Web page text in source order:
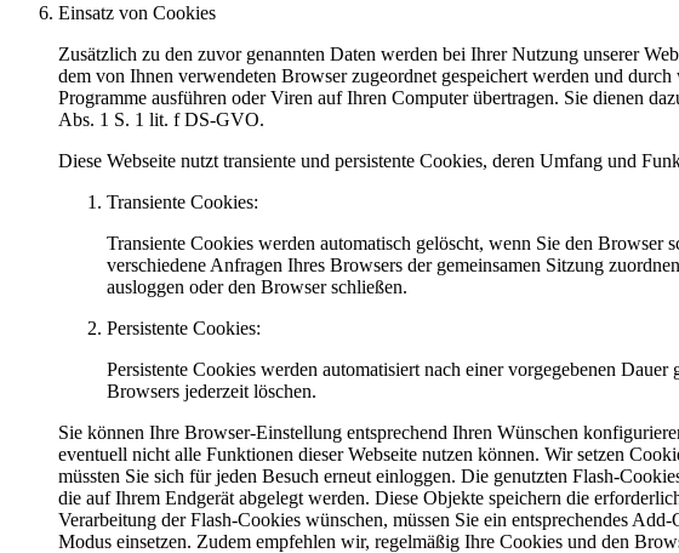
Einsatz von Cookies
Zusätzlich zu den zuvor genannten Daten werden bei Ihrer Nutzung unserer
dem von Ihnen verwendeten Browser zugeordnet gespeichert werden und
Programme ausführen oder Viren auf Ihren Computer übertragen. Sie dienen
Abs. 1 S. 1 lit. f DS-GVO.
Diese Webseite nutzt transiente und persistente Cookies, deren Umfang und
Transiente Cookies:
Transiente Cookies werden automatisch gelöscht, wenn Sie den Browser
verschiedene Anfragen Ihres Browsers der gemeinsamen Sitzung
ausloggen oder den Browser schließen.
Persistente Cookies:
Persistente Cookies werden automatisiert nach einer vorgegebenen
Browsers jederzeit löschen.
Sie können Ihre Browser-Einstellung entsprechend Ihren Wünschen
eventuell nicht alle Funktionen dieser Webseite nutzen können. Wir setzen
müssten Sie sich für jeden Besuch erneut einloggen. Die genutzten Flash-
die auf Ihrem Endgerät abgelegt werden. Diese Objekte speichern die
Verarbeitung der Flash-Cookies wünschen, müssen Sie ein entsprechendes
Modus einsetzen. Zudem empfehlen wir, regelmäßig Ihre Cookies und den